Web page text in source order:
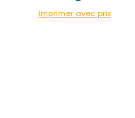
Imprimer avec prix